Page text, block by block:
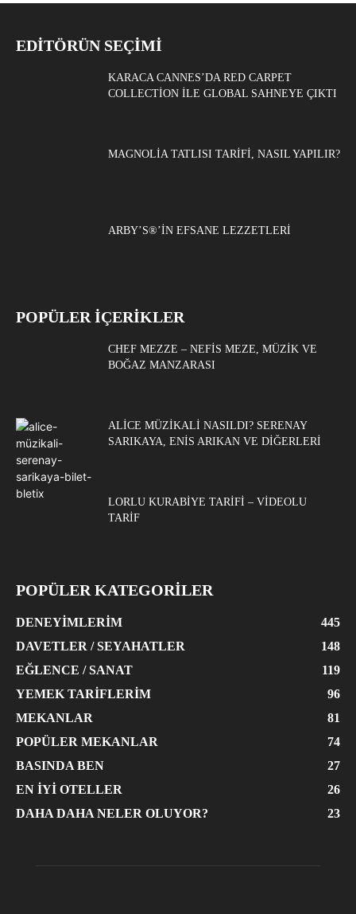
EDITÖRÜN SEÇIMI
KARACA CANNES’DA RED CARPET
COLLECTION ILE GLOBAL SAHNEYE ÇIKTI
MAGNOLIA TATLISI TARIFI, NASIL YAPILIR?
ARBY’S®’IN EFSANE LEZZETLERI
POPÜLER İÇERİKLER
CHEF MEZZE – NEFIS MEZE, MÜZIK VE
BOĞAZ MANZARASI
ALICE MÜZIKALI NASILDI? SERENAY
SARIKAYA, ENIS ARIKAN VE DIĞERLERI
LORLU KURABIYE TARIFI – VIDEOLU
TARIF
POPÜLER KATEGORİLER
DENEYIMLERIM
445
DAVETLER / SEYAHATLER
148
EĞLENCE / SANAT
119
YEMEK TARIFLERIM
96
MEKANLAR
81
POPÜLER MEKANLAR
74
BASINDA BEN
27
EN İYI OTELLER
26
DAHA DAHA NELER OLUYOR?
23